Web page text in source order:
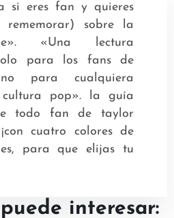
si eres fan y quieres
sobre la
«Una lectura
para los fans de
para cualquiera
pop». la guía
todo fan de taylor
cuatro colores de
para que elijas tu
interesar: